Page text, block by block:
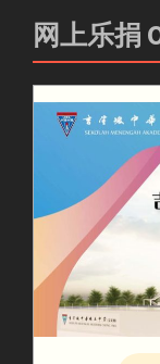
网上乐捐